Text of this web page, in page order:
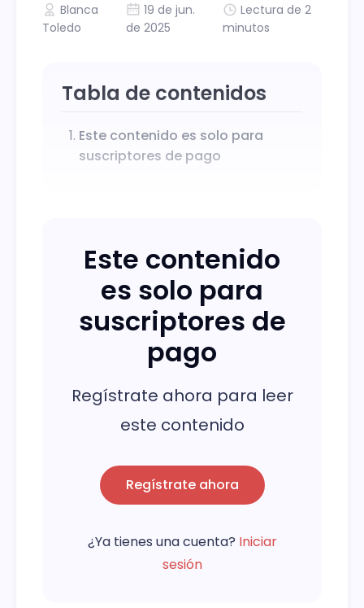
Blanca
Toledo
19 de jun.
de 2025
Lectura de 2
minutos
Tabla de contenidos
Este contenido es solo para
suscriptores de pago
Este contenido
es solo para
suscriptores de
pago
Regístrate ahora para leer
este contenido
Regístrate ahora
¿Ya tienes una cuenta? Iniciar
sesión